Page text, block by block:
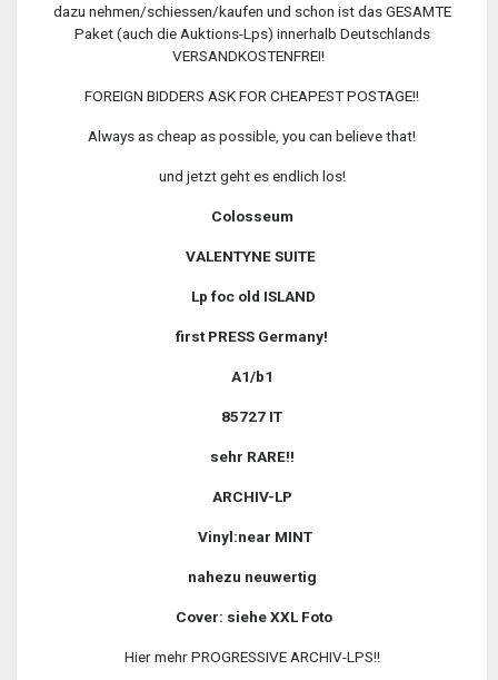
dazu nehmen/schiessen/kaufen und schon ist das GESAMTE
Paket (auch die Auktions-Lps) innerhalb Deutschlands
VERSANDKOSTENFREI!
FOREIGN BIDDERS ASK FOR CHEAPEST POSTAGE!!
Always as cheap as possible, you can believe that!
und jetzt geht es endlich los!
Colosseum
VALENTYNE SUITE
Lp foc old ISLAND
first PRESS Germany!
A1/b1
85727 IT
sehr RARE!!
ARCHIV-LP
Vinyl:near MINT
nahezu neuwertig
Cover: siehe XXL Foto
Hier mehr PROGRESSIVE ARCHIV-LPS!!